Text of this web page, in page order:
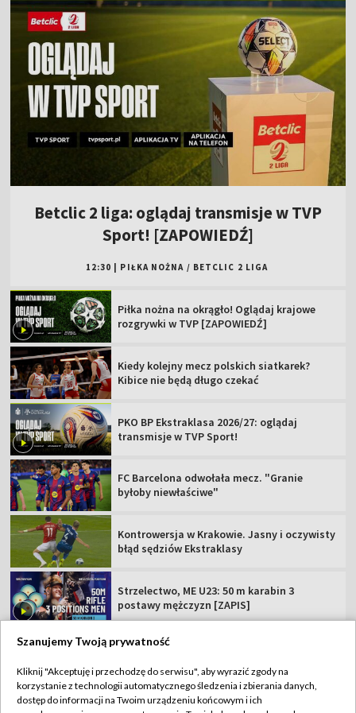
Betclic 2 liga: oglądaj transmisje w TVP
Sport! [ZAPOWIEDŹ]
12:30 PIŁKA NOŻNA / BETCLIC 2 LIGA
Piłka nożna na okrągło! Oglądaj krajowe
rozgrywki w TVP [ZAPOWIEDŹ]
Kiedy kolejny mecz polskich siatkarek?
Kibice nie będą długo czekać
PKO BP Ekstraklasa 2026/27: oglądaj
transmisje w TVP Sport!
FC Barcelona odwołała mecz. "Granie
byłoby niewłaściwe"
Kontrowersja w Krakowie. Jasny i oczywisty
błąd sędziów Ekstraklasy
Strzelectwo, ME U23: 50 m karabin 3
postawy mężczyzn [ZAPIS]
TVP
Szanujemy Twoją prywatność
Kliknij "Akceptuję i przechodzę do serwisu", aby wyrazić zgody na
korzystanie z technologii automatycznego śledzenia i zbierania danych,
dostęp do informacji na Twoim urządzeniu końcowym i ich